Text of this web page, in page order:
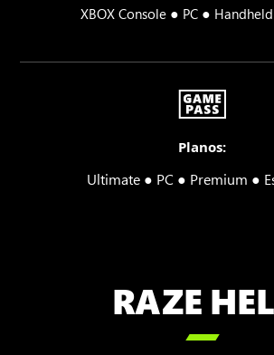
XBOX Console ● PC ● Handheld
Planos:
Ultimate ● PC ● Premium ●
RAZE
